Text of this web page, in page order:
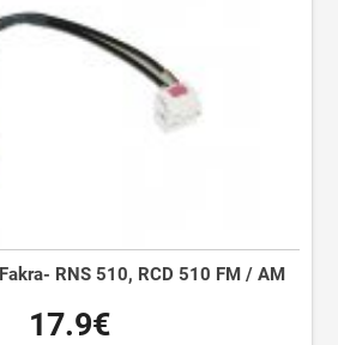
RNS 510, RCD 510 FM / AM
17.9€